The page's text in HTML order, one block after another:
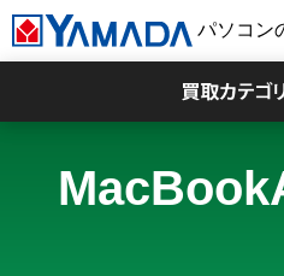
パソコン